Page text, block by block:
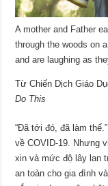
A mother and Father
through the woods on
and are laughing as
Từ Chiến Dịch Giáo
Do This
“Đã tới đó, đã làm
về COVID-19. Nhưng
xin và mức độ lây lan
an toàn cho gia đình